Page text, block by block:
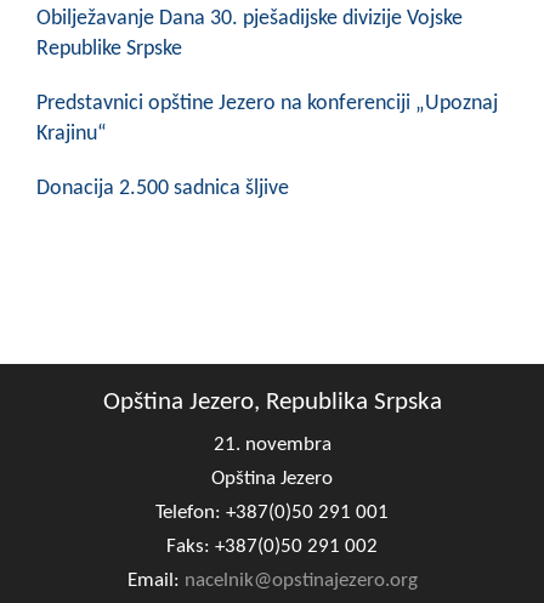
Geoistraživanja
KONTAKT
Obilježavanje Dana 30. pješadijske divizije Vojske
Republike Srpske
Predstavnici opštine Jezero na konferenciji „Upoznaj
Krajinu“
Donacija 2.500 sadnica šljive
Opština Jezero, Republika Srpska
21. novembra
Opština Jezero
Telefon: +387(0)50 291 001
Faks: +387(0)50 291 002
Email: nacelnik@opstinajezero.org